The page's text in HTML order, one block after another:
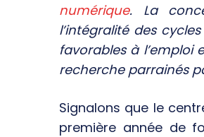
numérique. La
l’intégralité des
favorables à
recherche parrainés
Signalons que le
première année de